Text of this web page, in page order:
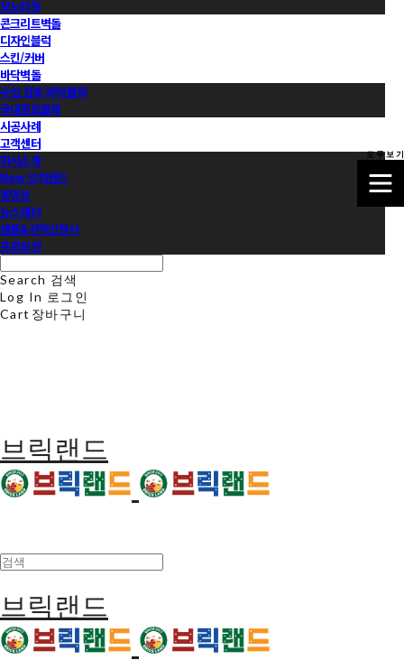
모노타일
콘크리트벽돌
디자인블럭
스킨/커버
바닥벽돌
수입 점토 바닥블럭
국내점토블록
시공사례
고객센터
회사소개
Now 브릭랜드
동영상
뉴스레터
샘플&견적신청서
프로모션
Search 검색
Log In 로그인
Cart 장바구니
브릭랜드
브릭랜드
모 두 보 기